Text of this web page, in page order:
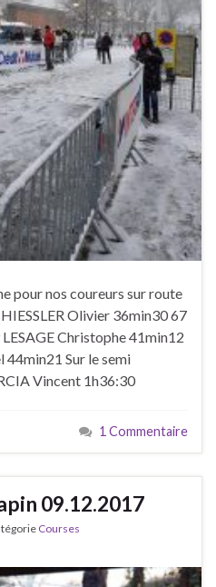
pour nos coureurs sur route
Olivier 36min30 67
Christophe 41min12
44min21 Sur le semi
Vincent 1h36:30
1 Commentaire
09.12.2017
Courses